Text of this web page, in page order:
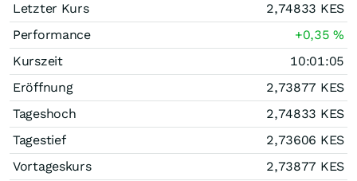
Letzter Kurs
2,74833 KES
Performance
+0,35%
Kurszeit
10:01:05
Eröffnung
2,73877 KES
Tageshoch
2,74833 KES
Tagestief
2,73606 KES
Vortageskurs
2,73877 KES